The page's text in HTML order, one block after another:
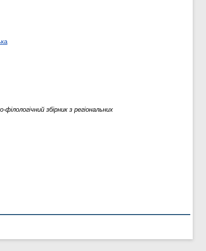
збірник з регіональних